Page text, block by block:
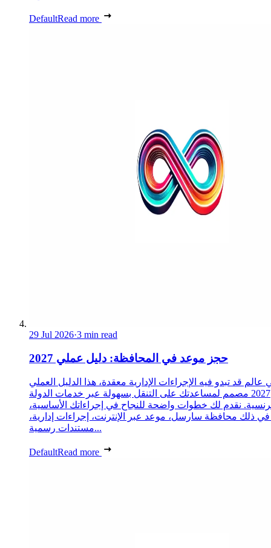
DefaultRead more
29 Jul 2026·3 min read
حجز موعد في المحافظة: دليل عملي 2027
عالم قد تبدو فيه الإجراءات الإدارية معقدة، هذا الدليل العملي
2027 مصمم لمساعدتك على التنقل بسهولة عبر خدمات الدولة
نقدم لك خطوات واضحة للنجاح في إجراءاتك الأساسية،
في ذلك محافظة سارسل، موعد عبر الإنترنت، إجراءات إدارية،
مستندات رسمية...
DefaultRead more